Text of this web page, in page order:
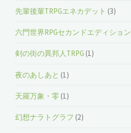
先輩後輩TRPGエネカデット (3)
六門世界RPGセカンドエディション
剣の街の異邦人TRPG (1)
夜のあしあと (1)
天羅万象・零 (1)
幻想ナラトグラフ (2)